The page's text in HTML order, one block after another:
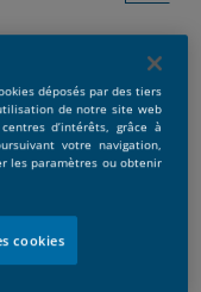
déposés par des tiers
de notre site web
d’intérêts, grâce à
votre navigation,
les paramètres ou obtenir
cookies